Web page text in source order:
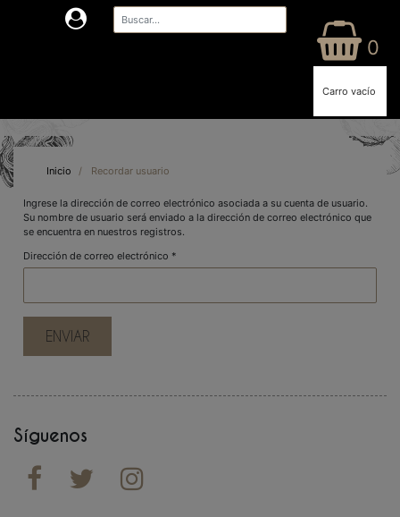
0
Carro vacío
Inicio / Recordar usuario
Ingrese la dirección de correo electrónico asociada a su cuenta de usuario.
Su nombre de usuario será enviado a la dirección de correo electrónico que
se encuentra en nuestros registros.
Dirección de correo electrónico *
ENVIAR
Síguenos
  